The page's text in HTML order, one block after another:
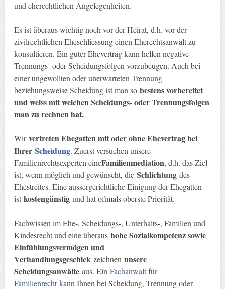
und eherechtlichen Angelegenheiten.
Es ist überaus wichtig noch vor der Heirat, d.h. vor der
zivilrechtlichen Eheschliessung einen Eherechtsanwalt zu
konsultieren. Ein guter Ehevertrag kann helfen negative
Trennungs- oder Scheidungsfolgen vorzubeugen. Auch bei
einer ungewollten oder unerwarteten Trennung
beziehungsweise Scheidung ist man so bestens vorbereitet
und weiss mit welchen Scheidungs- oder Trennungsfolgen
man zu rechnen hat.
Wirvertreten Ehegatten mit oder ohne Ehevertrag bei
Ihrer Scheidung. Zuerst versuchen unsere
Familienrechtsexperten eineFamilienmediation, d.h. das Ziel
ist, wenn möglich und gewünscht, die Schlichtungdes
Ehestreites. Eine aussergerichtliche Einigung der Ehegatten
ist kostengünstigund hat oftmals oberste Priorität.
Fachwissen im Ehe-, Scheidungs-, Unterhalts-, Familien und
Kindesrecht und eine überaus hohe Sozialkompetenz sowie
Einfühlungsvermögen und
Verhandlungsgeschick zeichnen unsere
Scheidungsanwälte aus. Ein Fachanwalt für
Familienrechtkann Ihnen bei Scheidung, Trennung oder